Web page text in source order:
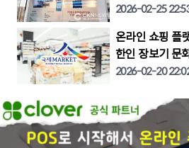
2026-02-25
온라인 쇼핑 플
한인 장보기 문
2026-02-20